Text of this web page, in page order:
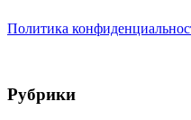
Политика
Рубрики